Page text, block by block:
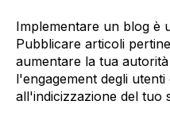
Implementare un blog è
Pubblicare articoli
aumentare la tua
l'engagement degli
all'indicizzazione del tuo